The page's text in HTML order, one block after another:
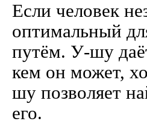
Если человек
оптимальный
путём. У-шу
кем он может,
шу позволяет
его.